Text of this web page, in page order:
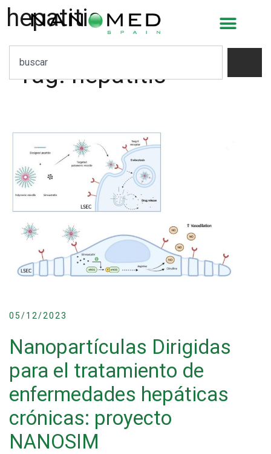
hepatitis
Tag:hepatitis
05/12/2023
Nanopartículas Dirigidas
para el tratamiento de
enfermedades hepáticas
crónicas: proyecto
NANOSIM